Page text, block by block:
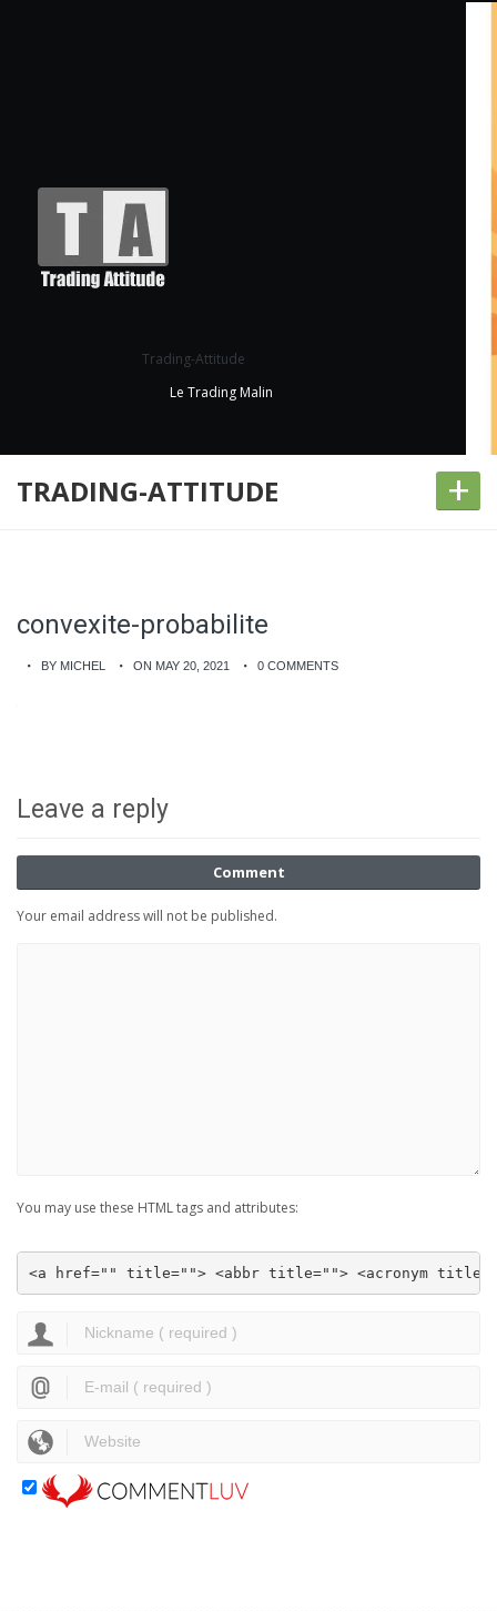
Trading-Attitude
Le Trading Malin
TRADING-ATTITUDE +
convexite-probabilite
BY MICHEL ON MAY 20, 2021 0 COMMENTS
Leave a reply
Comment
Your email address will not be published.
You may use these HTML tags and attributes:
<a href="" title=""> <abbr title=""> <acronym